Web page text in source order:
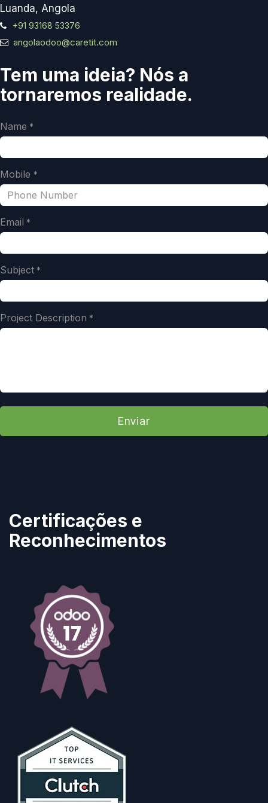
Tem uma ideia? Nós a
tornaremos realidade.
Name *
Mobile *
Email *
Subject *
Project Description *
Enviar
Luanda, Angola
+91 93168 53376
angolaodoo@caretit.com
Certificações e
Reconhecimentos